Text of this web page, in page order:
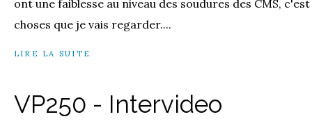
ont une faiblesse au niveau des soudures des CMS,
choses que je vais regarder....
LIRE LA SUITE
VP250 - Intervideo